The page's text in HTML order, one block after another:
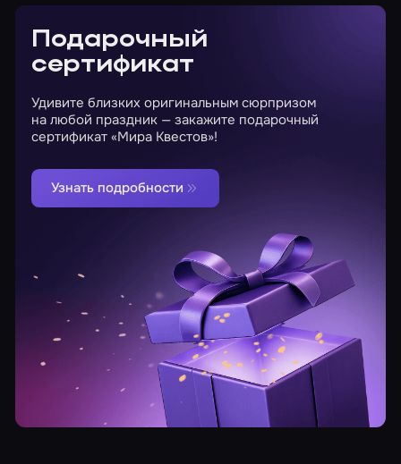
Подарочный
сертификат
Удивите близких оригинальным сюрпризом
на любой праздник — закажите подарочный
сертификат «Мира Квестов»!
Узнать подробности